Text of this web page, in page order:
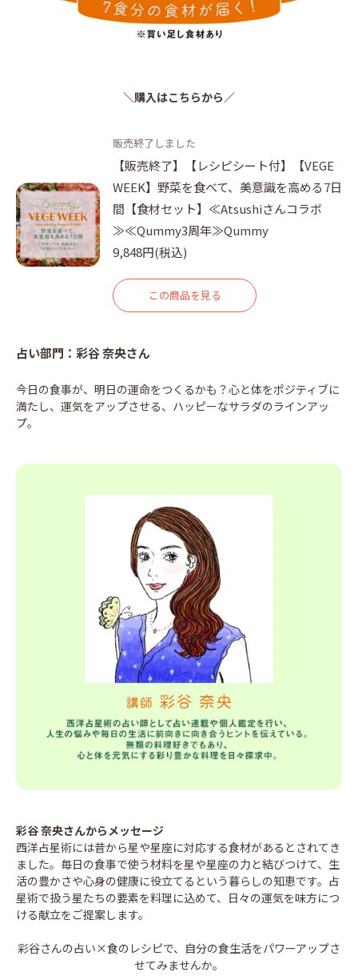
＼購入はこちらから／
販売終了しました
【販売終了】【レシピシート付】【VEGE
WEEK】野菜を食べて、美意識を高める7日
間【食材セット】≪Atsushiさんコラボ
≫≪Qummy3周年≫Qummy
9,848円(税込)
この商品を見る
占い部門：彩谷 奈央さん
今日の食事が、明日の運命をつくるかも？心と体をポジティブに
満たし、運気をアップさせる、ハッピーなサラダのラインアッ
プ。
彩谷 奈央さんからメッセージ
西洋占星術には昔から星や星座に対応する食材があるとされてき
ました。毎日の食事で使う材料を星や星座の力と結びつけて、生
活の豊かさや心身の健康に役立てるという暮らしの知恵です。占
星術で扱う星たちの要素を料理に込めて、日々の運気を味方につ
ける献立をご提案します。
彩谷さんの占い×食のレシピで、自分の食生活をパワーアップさ
せてみませんか。